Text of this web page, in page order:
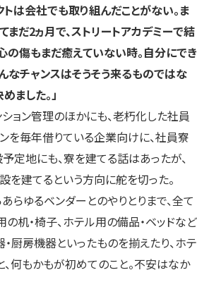
は会社でも取り組んだことがない。ま
まだ2ヵ月で、ストリートアカデミーで結
の傷もまだ癒えていない時。自分にでき
なチャンスはそうそう来るものではな
ました。」
ョン管理のほかにも、老朽化した社員
を毎年借りている企業向けに、社員寮
定地にも、寮を建てる話はあったが、
を建てるという方向に舵を切った。
らゆるベンダーとのやりとりまで、全て
机・椅子、ホテル用の備品・ベッドなど
厨房機器といったものを揃えたり、ホテ
何もかもが初めてのこと。不安はなか